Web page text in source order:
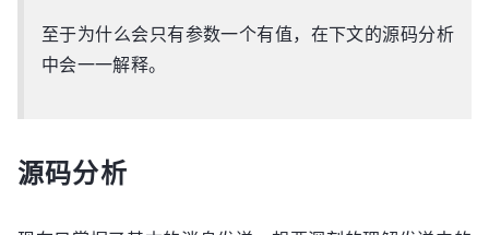
至于为什么会只有参数一个有值，在下文的源码分析
中会一一解释。
源码分析